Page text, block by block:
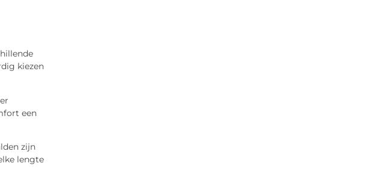
kiezen
een
zijn
lengte